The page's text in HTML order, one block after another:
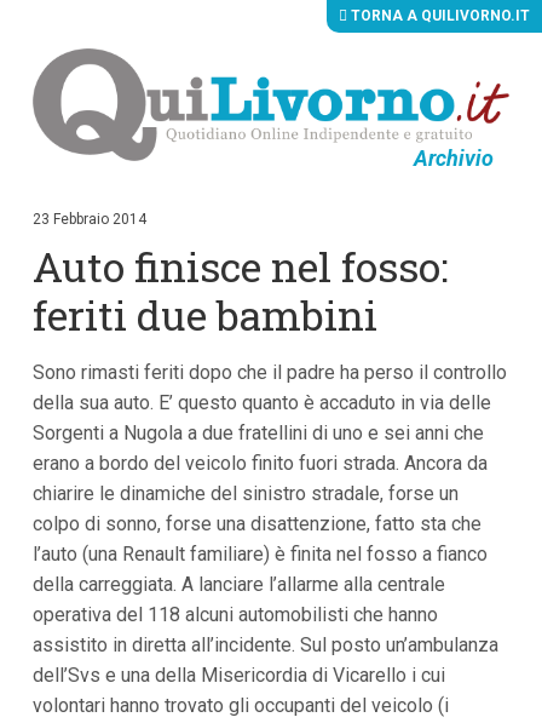
Archivio
i
c
n
t
n
u
i
p
i
n
i
p
l
i
V
a
i
TORNA A QUILIVORNO.IT
23 Febbraio 2014
Auto finisce nel fosso:
feriti due bambini
Sono rimasti feriti dopo che il padre ha perso il controllo
della sua auto. E’ questo quanto è accaduto in via delle
Sorgenti a Nugola a due fratellini di uno e sei anni che
erano a bordo del veicolo finito fuori strada. Ancora da
chiarire le dinamiche del sinistro stradale, forse un
colpo di sonno, forse una disattenzione, fatto sta che
l’auto (una Renault familiare) è finita nel fosso a fianco
della carreggiata. A lanciare l’allarme alla centrale
operativa del 118 alcuni automobilisti che hanno
assistito in diretta all’incidente. Sul posto un’ambulanza
dell’Svs e una della Misericordia di Vicarello i cui
volontari hanno trovato gli occupanti del veicolo (i